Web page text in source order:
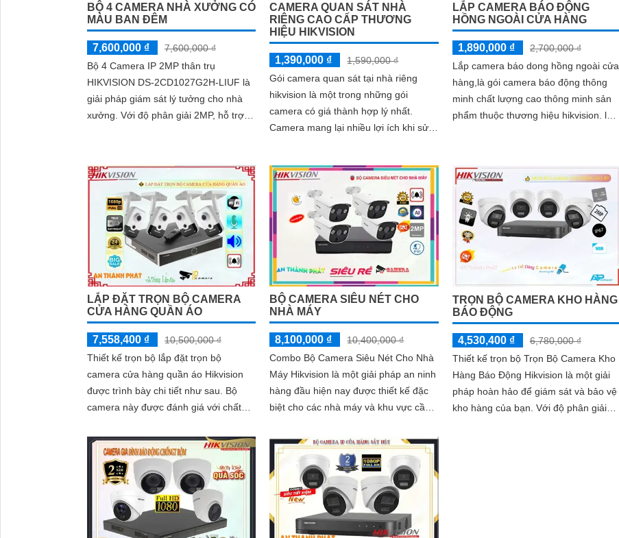
BỘ 4 CAMERA NHÀ XƯỞNG CÓ
MÀU BAN ĐÊM
7,600,000 ₫
7,600,000 ₫
Bộ 4 Camera IP 2MP thân trụ
HIKVISION DS-2CD1027G2H-LIUF là
giải pháp giám sát lý tưởng cho nhà
xưởng. Với độ phân giải 2MP, hỗ trợ
CAMERA QUAN SÁT NHÀ
RIÊNG CAO CẤP THƯƠNG
HIỆU HIKVISION
1,390,000 ₫
1,590,000 ₫
Gói camera quan sát tại nhà riêng
hikvision là một trong những gói
camera có giá thành hợp lý nhất.
Camera mang lại nhiều lợi ích khi sử
LẮP CAMERA BÁO ĐỘNG
HỒNG NGOÀI CỬA HÀNG
1,890,000 ₫
2,700,000 ₫
Lắp camera báo dong hồng ngoài cửa
hàng,là gói camera báo động thông
minh chất lượng cao thông minh sản
phẩm thuộc thương hiệu hikvision. là
LẮP ĐẶT TRỌN BỘ CAMERA
CỬA HÀNG QUẦN ÁO
7,558,400 ₫
10,500,000 ₫
Thiết kế trọn bộ lắp đặt trọn bộ
camera cửa hàng quần áo Hikvision
được trình bày chi tiết như sau. Bộ
camera này được đánh giá với chất
định và có thể được quan sát từ xa
BỘ CAMERA SIÊU NÉT CHO
NHÀ MÁY
8,100,000 ₫
10,400,000 ₫
Combo Bộ Camera Siêu Nét Cho Nhà
Máy Hikvision là một giải pháp an ninh
hàng đầu hiện nay được thiết kế đặc
biệt cho các nhà máy và khu vực cần
TRỌN BỘ CAMERA KHO HÀNG
BÁO ĐỘNG
4,530,400 ₫
6,780,000 ₫
Thiết kế trọn bộ Trọn Bộ Camera Kho
Hàng Báo Động Hikvision là một giải
pháp hoàn hảo để giám sát và bảo vệ
kho hàng của bạn. Với độ phân giải